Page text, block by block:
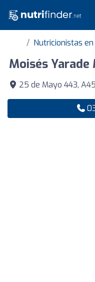
Nutricionistas
Moisés
25 de Mayo 443,